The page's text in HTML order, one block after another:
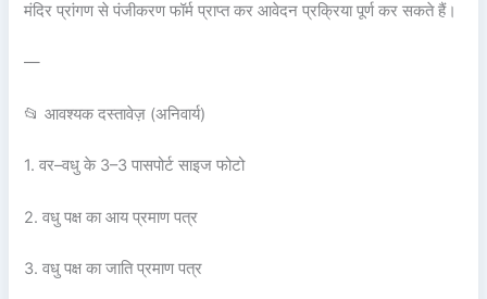
मंदिर प्रांगण से पंजीकरण फॉर्म प्राप्त कर आवेदन प्रक्रिया पूर्ण कर सकते हैं।
—
📂 आवश्यक दस्तावेज़ (अनिवार्य)
1. वर–वधु के 3–3 पासपोर्ट साइज फोटो
2. वधु पक्ष का आय प्रमाण पत्र
3. वधु पक्ष का जाति प्रमाण पत्र